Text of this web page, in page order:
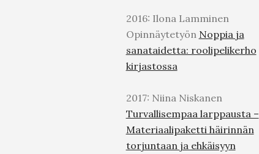
2016: Ilona Lamminen
Opinnäytetyön Noppia ja
sanataidetta: roolipelikerho
kirjastossa
2017: Niina Niskanen
Turvallisempaa larppausta –
Materiaalipaketti häirinnän
torjuntaan ja ehkäisyyn